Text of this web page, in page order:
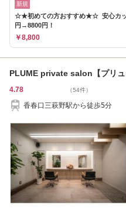
新規
☆★初めての方おすすめ★☆ 安心カ
円→8800円！
￥8,800
PLUME private salon【プリュ
4.78 （54件）
香春口三萩野駅から徒歩5分